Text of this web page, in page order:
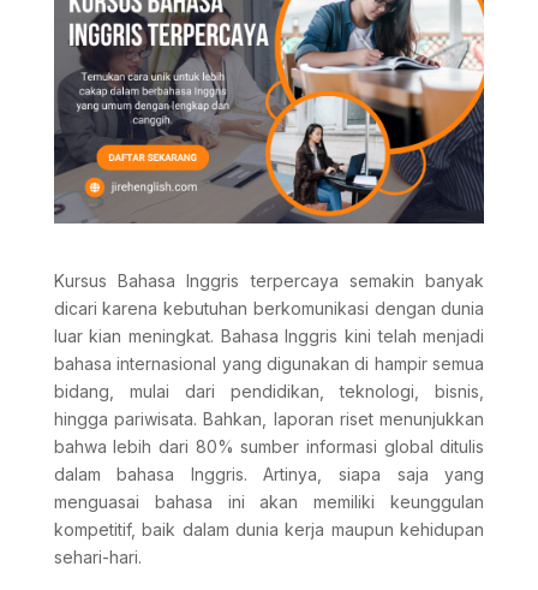
Kursus Bahasa Inggris terpercaya semakin banyak
dicari karena kebutuhan berkomunikasi dengan dunia
luar kian meningkat. Bahasa Inggris kini telah menjadi
bahasa internasional yang digunakan di hampir semua
bidang, mulai dari pendidikan, teknologi, bisnis,
hingga pariwisata. Bahkan, laporan riset menunjukkan
bahwa lebih dari 80% sumber informasi global ditulis
dalam bahasa Inggris. Artinya, siapa saja yang
menguasai bahasa ini akan memiliki keunggulan
kompetitif, baik dalam dunia kerja maupun kehidupan
sehari-hari.